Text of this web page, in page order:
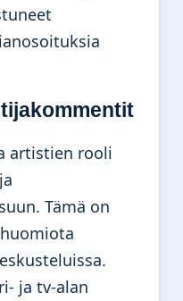
artistien rooli
Tämä on
ja tv-alan